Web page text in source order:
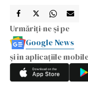
Urmăriți-ne și pe
Google News
și în aplicațiile mobile